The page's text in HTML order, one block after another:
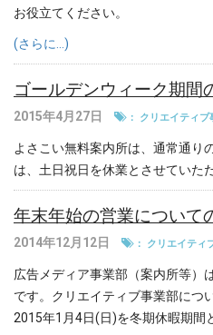
お役立てください。
(さらに…)
ゴールデンウィーク期間
2015年4月27日 ： クリエイティブ
よさこい無料案内所は、通常通り
は、土日祝日を休業とさせていた
年末年始の営業について
2014年12月12日 ： クリエイティ
広告メディア事業部（案内所等）
です。クリエイティブ事業部につ
2015年1月4日(日)を冬期休暇期間